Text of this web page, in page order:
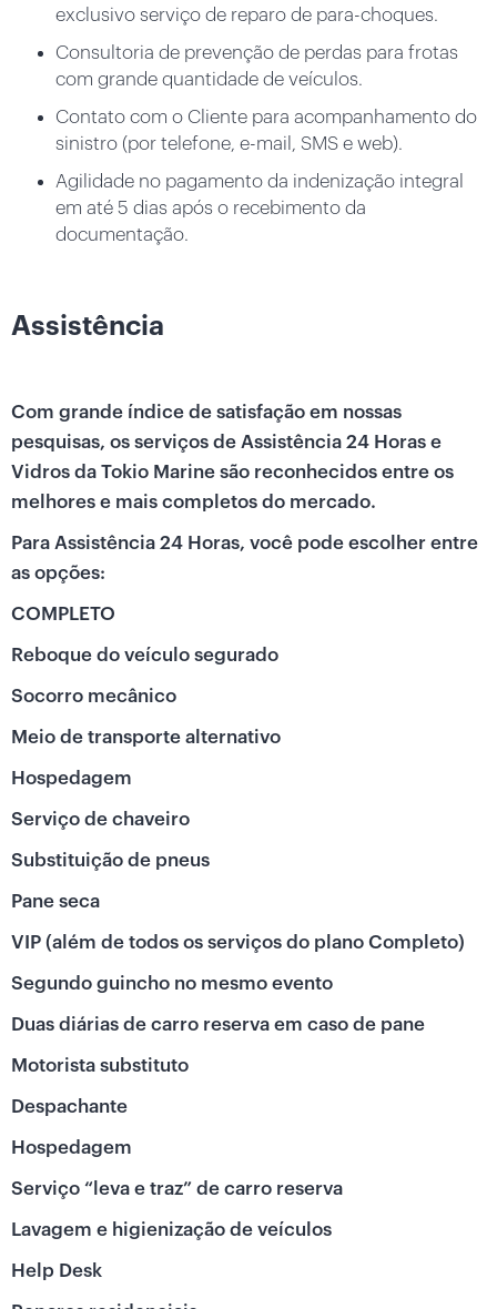
exclusivo serviço de reparo de para-choques.
Consultoria de prevenção de perdas para frotas
com grande quantidade de veículos.
Contato com o Cliente para acompanhamento do
sinistro (por telefone, e-mail, SMS e web).
Agilidade no pagamento da indenização integral
em até 5 dias após o recebimento da
documentação.
Assistência
Com grande índice de satisfação em nossas
pesquisas, os serviços de Assistência 24 Horas e
Vidros da Tokio Marine são reconhecidos entre os
melhores e mais completos do mercado.
Para Assistência 24 Horas, você pode escolher entre
as opções:
COMPLETO
Reboque do veículo segurado
Socorro mecânico
Meio de transporte alternativo
Hospedagem
Serviço de chaveiro
Substituição de pneus
Pane seca
VIP (além de todos os serviços do plano Completo)
Segundo guincho no mesmo evento
Duas diárias de carro reserva em caso de pane
Motorista substituto
Despachante
Hospedagem
Serviço “leva e traz” de carro reserva
Lavagem e higienização de veículos
Help Desk